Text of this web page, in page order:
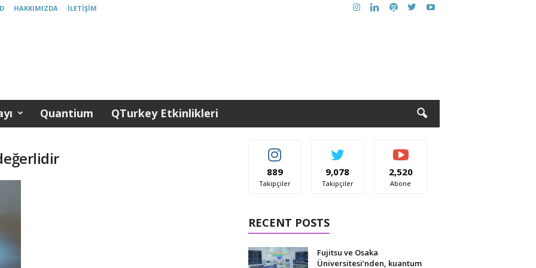
HAKKIMIZDA İLETIŞIM
Quantium QTurkey Etkinlikleri
889
Takipçiler
9,078
Takipçiler
2,520
Abone
RECENT POSTS
Fujitsu ve Osaka
Üniversitesi’nden, kuantum